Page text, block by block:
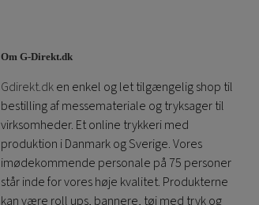
Om G-Direkt.dk
Gdirekt.dken enkel og let tilgængelig shop til
bestilling af messemateriale og tryksager til
virksomheder. Et online trykkeri med
produktion i Danmark og Sverige. Vores
imødekommende personale på 75 personer
står inde for vores høje kvalitet. Produkterne
kan være roll ups, bannere, tøj med tryk og